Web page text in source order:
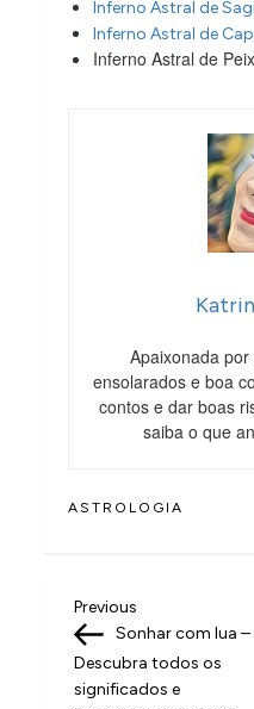
Inferno Astral de
Inferno Astral de
Inferno Astral de
Apaixonada
ensolarados e boa
contos e dar boas
saiba o que
ASTROLOGIA
N
a
v
Previous
Post
Previous
Sonhar com lua –
Descubra todos os
significados e